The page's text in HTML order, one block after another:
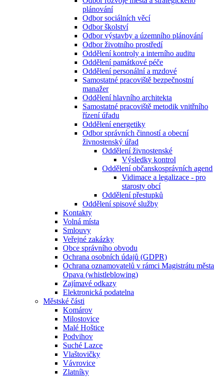
plánování
Odbor sociálních věcí
Odbor školství
Odbor výstavby a územního plánování
Odbor životního prostředí
Oddělení kontroly a interního auditu
Oddělení památkové péče
Oddělení personální a mzdové
Samostatné pracoviště bezpečnostní
manažer
Oddělení hlavního architekta
Samostatné pracoviště metodik vnitřního
řízení úřadu
Oddělení energetiky
Odbor správních činností a obecní
živnostenský úřad
Oddělení živnostenské
Výsledky kontrol
Oddělení občanskosprávních agend
Vidimace a legalizace - pro
starosty obcí
Oddělení přestupků
Oddělení spisové služby
Kontakty
Volná místa
Smlouvy
Veřejné zakázky
Obce správního obvodu
Ochrana osobních údajů (GDPR)
Ochrana oznamovatelů v rámci Magistrátu města
Opava (whistleblowing)
Zajímavé odkazy
Elektronická podatelna
Městské části
Komárov
Milostovice
Malé Hoštice
Podvihov
Suché Lazce
Vlaštovičky
Vávrovice
Zlatníky